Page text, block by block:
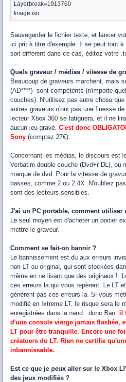
Layerbreak=1913760
Image.iso
Sauvegarder le fichier texte, et lancer
ici prit à titre d'exemple. Il se peut tout
soit different dans ce cas, éditez votre
Quels graveur / médias / vitesse de
Beaucoup de graveurs marchent, mais
(AD****) sont compétents (n'importe
couches). N'utilisez pas autre chose
autres graveurs n'ont pas une finesse
lecteur Xbox 360 se fatiguera, et il ne
aucun jeu gravé. C'est donc
Sony (comptez 27€).
Concernant les médias, le discours est
Verbatim double couche (Dvd+r DL), ou
marque de dvd. Pour la vitesse de
basses, comme 2 ou 2.4X. N'oubliez
sont des lecteurs sensibles.
J'ai un PC portable, comment utiliser
Le seul moyen est d'acheter un boitier
mettre le graveur.
Comment se fait-on bannir ?
Le bannissement est du aux erreurs
non LT ou original, qui sont stockées
même en ne lisant que des originaux !.
ces erreurs la qui vous repèrent. Le LT
génèrent pas ces erreurs la. Si vous
modifié en Ixtreme LT, le risque sera le
enregistrées dans la nand : donc Ban. il
d'une console vierge jamais flashée,
LT pour être tranquille. Encore une
créatuers du LT. Rien ne certifie
inbannissable.
Est ce que je peux aller sur le Xbox
des jeux modifiés ?